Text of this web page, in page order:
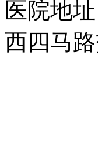
医院地
西四马路